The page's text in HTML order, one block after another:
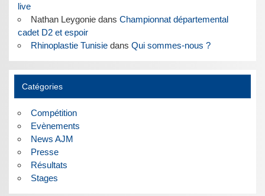
live
Nathan Leygoniedans Championnat départemental
cadet D2 et espoir
Rhinoplastie Tunisiedans Qui sommes-nous ?
Catégories
Compétition
Evènements
News AJM
Presse
Résultats
Stages